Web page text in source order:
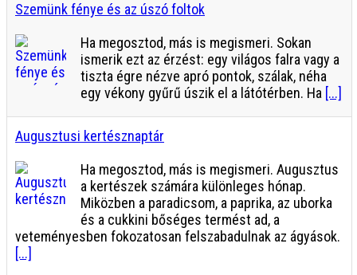
Szemünk fénye és az úszó foltok
Ha megosztod, más is megismeri. Sokan
ismerik ezt az érzést: egy világos falra vagy a
tiszta égre nézve apró pontok, szálak, néha
egy vékony gyűrű úszik el a látótérben. Ha [...]
Augusztusi kertésznaptár
Ha megosztod, más is megismeri. Augusztus
a kertészek számára különleges hónap.
Miközben a paradicsom, a paprika, az uborka
és a cukkini bőséges termést ad, a
veteményesben fokozatosan felszabadulnak az ágyások.
[...]